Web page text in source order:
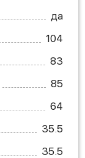
да
104
83
85
64
35.5
35.5